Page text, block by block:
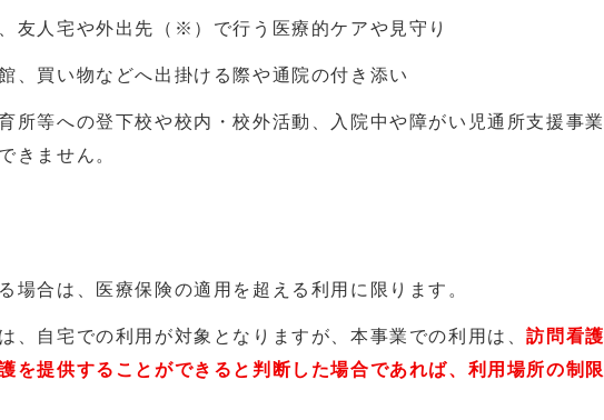
友人宅や外出先（※）で行う医療的ケアや見守り
、買い物などへ出掛ける際や通院の付き添い
所等への登下校や校内・校外活動、入院中や障がい児通所支援事業
きません。
場合は、医療保険の適用を超える利用に限ります。
、自宅での利用が対象となりますが、本事業での利用は、訪問看護
を提供することができると判断した場合であれば、利用場所の制限